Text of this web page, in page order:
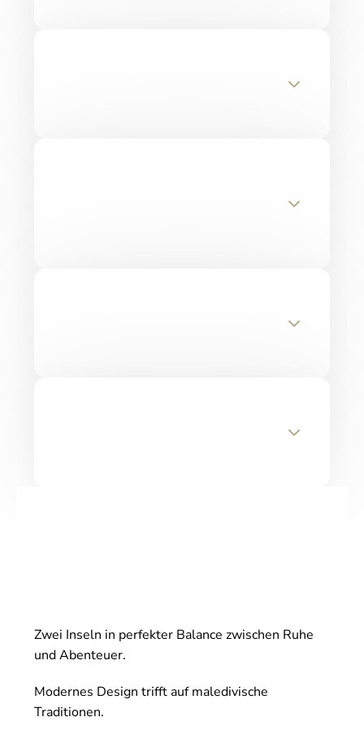
Zwei Inseln in perfekter Balance zwischen Ruhe
und Abenteuer.
Modernes Design trifft auf maledivische
Traditionen.